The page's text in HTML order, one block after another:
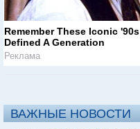
Remember These Iconic
Defined A Generation
Реклама
ВАЖНЫЕ НОВОСТИ